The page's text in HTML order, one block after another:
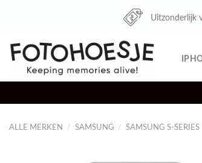
Uitzonderlijk
ALLE MERKEN / SAMSUNG / SAMSUNG S-SERIES